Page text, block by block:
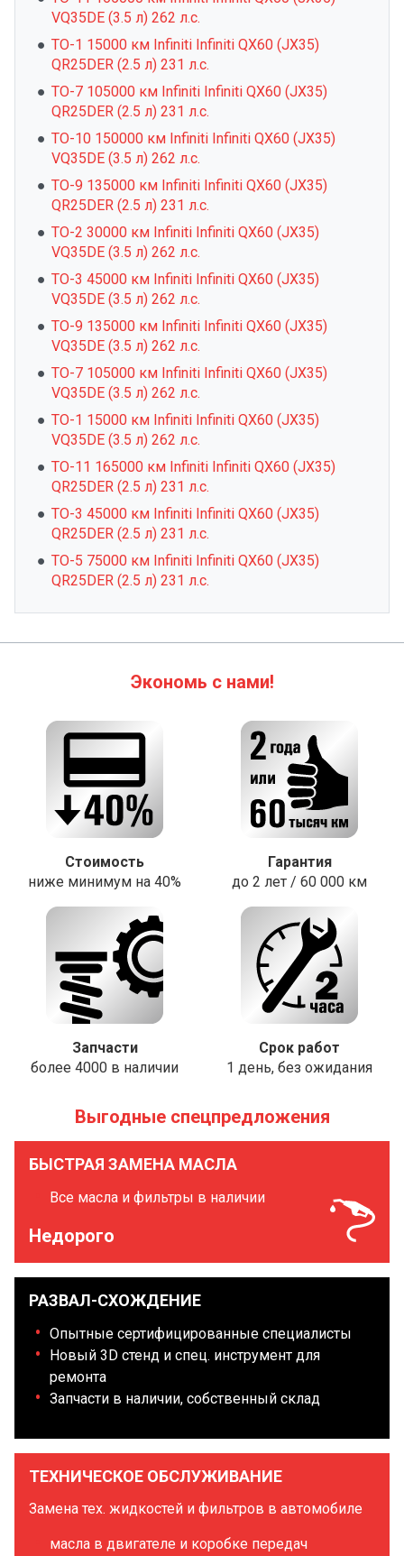
VQ35DE (3.5 л) 262 л.с.
ТО-1 15000 км Infiniti Infiniti QX60 (JX35)
QR25DER (2.5 л) 231 л.с.
ТО-7 105000 км Infiniti Infiniti QX60 (JX35)
QR25DER (2.5 л) 231 л.с.
ТО-10 150000 км Infiniti Infiniti QX60 (JX35)
VQ35DE (3.5 л) 262 л.с.
ТО-9 135000 км Infiniti Infiniti QX60 (JX35)
QR25DER (2.5 л) 231 л.с.
ТО-2 30000 км Infiniti Infiniti QX60 (JX35)
VQ35DE (3.5 л) 262 л.с.
ТО-3 45000 км Infiniti Infiniti QX60 (JX35)
VQ35DE (3.5 л) 262 л.с.
ТО-9 135000 км Infiniti Infiniti QX60 (JX35)
VQ35DE (3.5 л) 262 л.с.
ТО-7 105000 км Infiniti Infiniti QX60 (JX35)
VQ35DE (3.5 л) 262 л.с.
ТО-1 15000 км Infiniti Infiniti QX60 (JX35)
VQ35DE (3.5 л) 262 л.с.
ТО-11 165000 км Infiniti Infiniti QX60 (JX35)
QR25DER (2.5 л) 231 л.с.
ТО-3 45000 км Infiniti Infiniti QX60 (JX35)
QR25DER (2.5 л) 231 л.с.
ТО-5 75000 км Infiniti Infiniti QX60 (JX35)
QR25DER (2.5 л) 231 л.с.
Экономь с нами!
Стоимость
ниже минимум на 40%
Гарантия
до 2 лет / 60 000 км
Запчасти
более 4000 в наличии
Срок работ
1 день, без ожидания
Выгодные спецпредложения
БЫСТРАЯ ЗАМЕНА МАСЛА
Все масла и фильтры в наличии
Недорого
РАЗВАЛ-СХОЖДЕНИЕ
Опытные сертифицированные специалисты
Новый 3D стенд и спец. инструмент для
ремонта
Запчасти в наличии, собственный склад
ТЕХНИЧЕСКОЕ ОБСЛУЖИВАНИЕ
Замена тех. жидкостей и фильтров в автомобиле
масла в двигателе и коробке передач